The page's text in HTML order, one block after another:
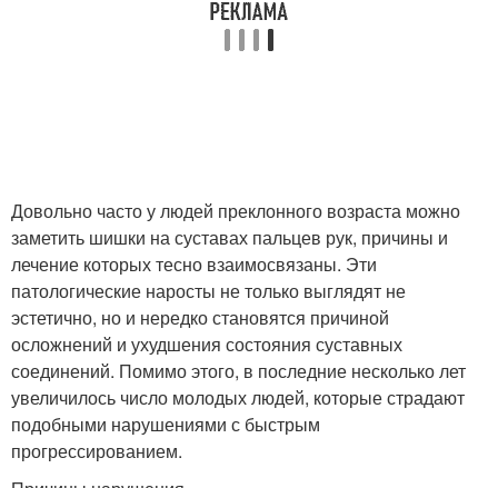
Довольно часто у людей преклонного возраста можно
заметить шишки на суставах пальцев рук, причины и
лечение которых тесно взаимосвязаны. Эти
патологические наросты не только выглядят не
эстетично, но и нередко становятся причиной
осложнений и ухудшения состояния суставных
соединений. Помимо этого, в последние несколько лет
увеличилось число молодых людей, которые страдают
подобными нарушениями с быстрым
прогрессированием.